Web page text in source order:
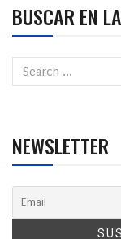
BUSCAR EN
NEWSLETTER